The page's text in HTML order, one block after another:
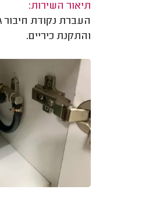
תיאור השירות:
העברת נקודת חיבור
והתקנת כיריים.